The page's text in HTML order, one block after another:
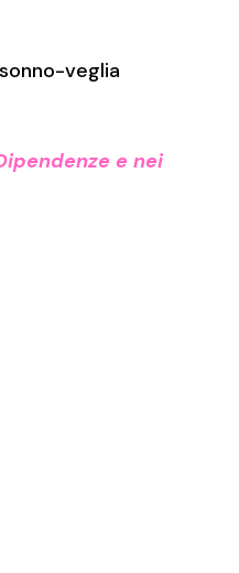
veglia
e nei